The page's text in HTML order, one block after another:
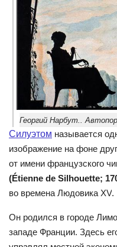
Георгий Нарбут..
Силуэтом называется
изображение на фоне
от имени французского
(Étienne de Silhouette;
во времена Людовика XV.
Он родился в городе
западе Франции. Здесь